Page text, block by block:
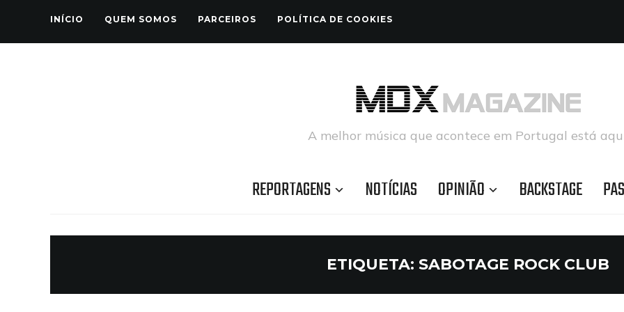
INÍCIO QUEM SOMOS PARCEIROS POLÍTICA DE COOKIES
A melhor música que acontece em Portugal está
REPORTAGENS NOTÍCIAS OPINIÃO BACKSTAGE
ETIQUETA: SABOTAGE ROCK CLUB